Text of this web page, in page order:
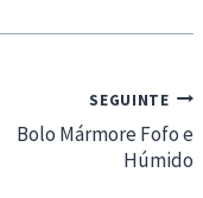
SEGUINTE
Bolo Mármore Fofo e
Húmido